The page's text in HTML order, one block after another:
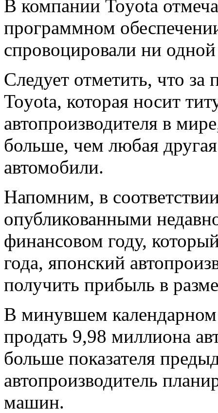
В компании Toyota
программном
спровоцировали ни
Следует отметить, что за
Toyota, которая носит
автопроизводителя в
больше, чем любая
автомобили.
Напомним, в
опубликованными
финансовом году,
года, японский
получить прибыль в
В минувшем календарном
продать 9,98 миллиона
больше показателя
автопроизводитель
машин.